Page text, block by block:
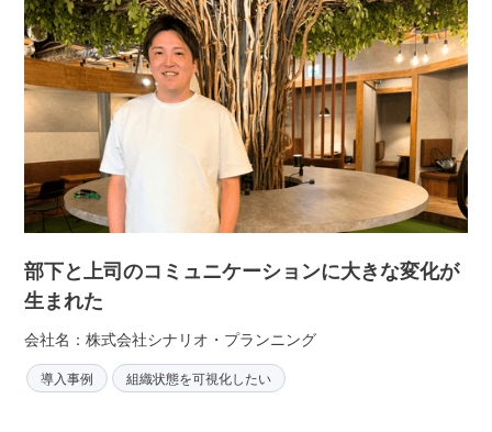
部下と上司のコミュニケーションに大きな変化が
生まれた
会社名：株式会社シナリオ・プランニング
導入事例 組織状態を可視化したい